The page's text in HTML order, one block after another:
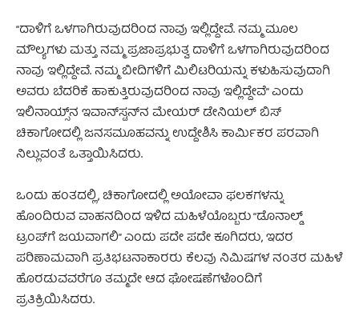
“ದಾಳಿಗೆ ಒಳಗಾಗಿರುವುದರಿಂದ ನಾವು ಇಲ್ಲಿದ್ದೇವೆ. ನಮ್ಮ ಮೂಲ
ಮೌಲ್ಯಗಳು ಮತ್ತು ನಮ್ಮ ಪ್ರಜಾಪ್ರಭುತ್ವ ದಾಳಿಗೆ ಒಳಗಾಗಿರುವುದರಿಂದ
ನಾವು ಇಲ್ಲಿದ್ದೇವೆ. ನಮ್ಮ ಬೀದಿಗಳಿಗೆ ಮಿಲಿಟರಿಯನ್ನು ಕಳುಹಿಸುವುದಾಗಿ
ಅವರು ಬೆದರಿಕೆ ಹಾಕುತ್ತಿರುವುದರಿಂದ ನಾವು ಇಲ್ಲಿದ್ದೇವೆ” ಎಂದು
ಇಲಿನಾಯ್ಸ್‌ನ ಇವಾನ್‌ಸ್ಟನ್‌ನ ಮೇಯರ್ ಡೇನಿಯಲ್ ಬಿಸ್
ಚಿಕಾಗೋದಲ್ಲಿ ಜನಸಮೂಹವನ್ನು ಉದ್ದೇಶಿಸಿ ಕಾರ್ಮಿಕರ ಪರವಾಗಿ
ನಿಲ್ಲುವಂತೆ ಒತ್ತಾಯಿಸಿದರು.
ಒಂದು ಹಂತದಲ್ಲಿ, ಚಿಕಾಗೋದಲ್ಲಿ ಅಯೋವಾ ಫಲಕಗಳನ್ನು
ಹೊಂದಿರುವ ವಾಹನದಿಂದ ಇಳಿದ ಮಹಿಳೆಯೊಬ್ಬರು “ಡೊನಾಲ್ಡ್
ಟ್ರಂಪ್‌ಗೆ ಜಯವಾಗಲಿ” ಎಂದು ಪದೇ ಪದೇ ಕೂಗಿದರು, ಇದರ
ಪರಿಣಾಮವಾಗಿ ಪ್ರತಿಭಟನಾಕಾರರು ಕೆಲವು ನಿಮಿಷಗಳ ನಂತರ ಮಹಿಳೆ
ಹೊರಡುವವರೆಗೂ ತಮ್ಮದೇ ಆದ ಘೋಷಣೆಗಳೊಂದಿಗೆ
ಪ್ರತಿಕ್ರಿಯಿಸಿದರು.